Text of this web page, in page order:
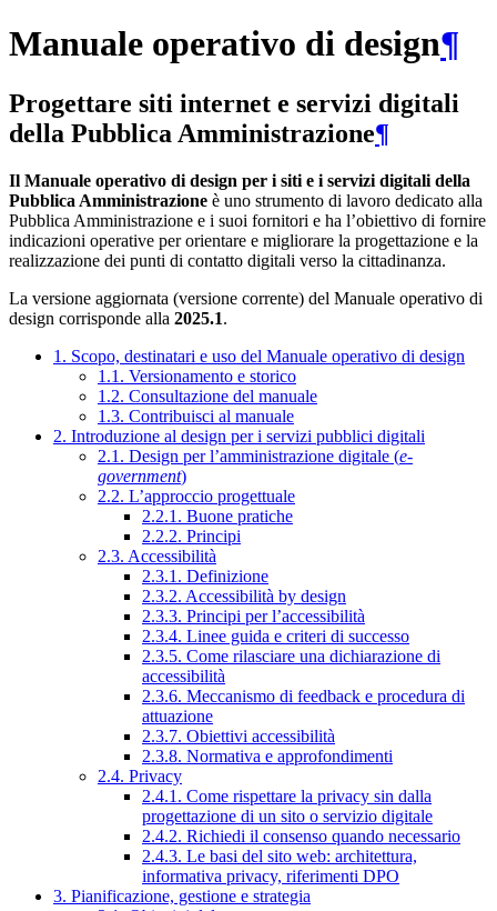
Manuale operativo di design¶
Progettare siti internet e servizi digitali
della Pubblica Amministrazione¶
Il Manuale operativo di design per i siti e i servizi digitali della
Pubblica Amministrazione è uno strumento di lavoro dedicato alla
Pubblica Amministrazione e i suoi fornitori e ha l’obiettivo di fornire
indicazioni operative per orientare e migliorare la progettazione e la
realizzazione dei punti di contatto digitali verso la cittadinanza.
La versione aggiornata (versione corrente) del Manuale operativo di
design corrisponde alla 2025.1.
1. Scopo, destinatari e uso del Manuale operativo di design
1.1. Versionamento e storico
1.2. Consultazione del manuale
1.3. Contribuisci al manuale
2. Introduzione al design per i servizi pubblici digitali
2.1. Design per l’amministrazione digitale (e-
government)
2.2. L’approccio progettuale
2.2.1. Buone pratiche
2.2.2. Principi
2.3. Accessibilità
2.3.1. Definizione
2.3.2. Accessibilità by design
2.3.3. Principi per l’accessibilità
2.3.4. Linee guida e criteri di successo
2.3.5. Come rilasciare una dichiarazione di
accessibilità
2.3.6. Meccanismo di feedback e procedura di
attuazione
2.3.7. Obiettivi accessibilità
2.3.8. Normativa e approfondimenti
2.4. Privacy
2.4.1. Come rispettare la privacy sin dalla
progettazione di un sito o servizio digitale
2.4.2. Richiedi il consenso quando necessario
2.4.3. Le basi del sito web: architettura,
informativa privacy, riferimenti DPO
3. Pianificazione, gestione e strategia